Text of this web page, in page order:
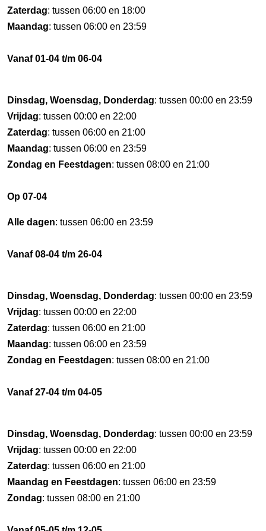
Zaterdag: tussen 06:00 en 18:00
Maandag: tussen 06:00 en 23:59
Vanaf 01-04 t/m 06-04
Dinsdag, Woensdag, Donderdag: tussen 00:00 en 23:59
Vrijdag: tussen 00:00 en 22:00
Zaterdag: tussen 06:00 en 21:00
Maandag: tussen 06:00 en 23:59
Zondag en Feestdagen: tussen 08:00 en 21:00
Op 07-04
Alle dagen: tussen 06:00 en 23:59
Vanaf 08-04 t/m 26-04
Dinsdag, Woensdag, Donderdag: tussen 00:00 en 23:59
Vrijdag: tussen 00:00 en 22:00
Zaterdag: tussen 06:00 en 21:00
Maandag: tussen 06:00 en 23:59
Zondag en Feestdagen: tussen 08:00 en 21:00
Vanaf 27-04 t/m 04-05
Dinsdag, Woensdag, Donderdag: tussen 00:00 en 23:59
Vrijdag: tussen 00:00 en 22:00
Zaterdag: tussen 06:00 en 21:00
Maandag en Feestdagen: tussen 06:00 en 23:59
Zondag: tussen 08:00 en 21:00